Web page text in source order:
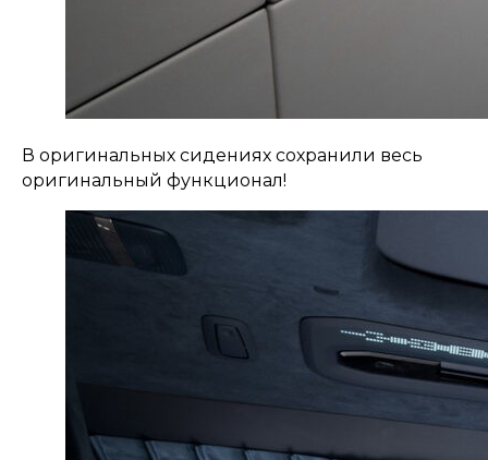
В оригинальных сидениях сохранили весь
оригинальный функционал!